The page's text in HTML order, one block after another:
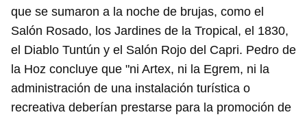
que se sumaron a la noche de brujas, como el
Salón Rosado, los Jardines de la Tropical, el 1830,
el Diablo Tuntún y el Salón Rojo del Capri. Pedro de
la Hoz concluye que "ni Artex, ni la Egrem, ni la
administración de una instalación turística o
recreativa deberían prestarse para la promoción de